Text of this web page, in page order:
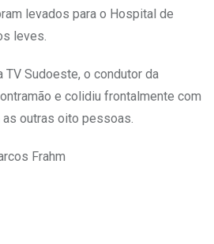
levados para o Hospital de
leves.
TV Sudoeste, o condutor da
e colidiu frontalmente com
outras oito pessoas.
Frahm